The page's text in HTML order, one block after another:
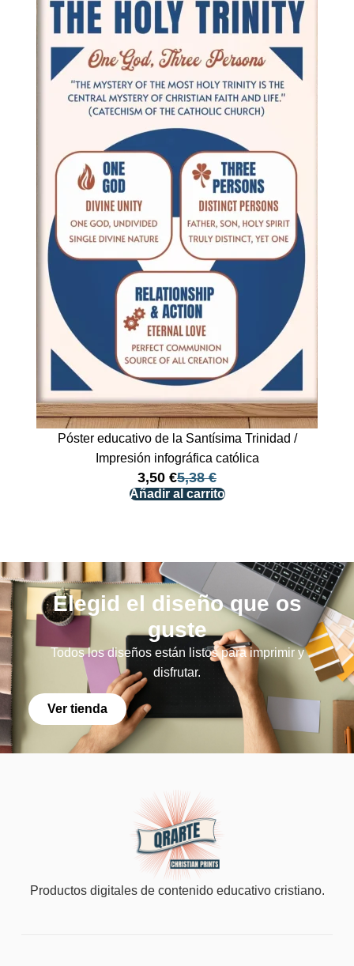
Póster educativo de la Santísima Trinidad /
Impresión infográfica católica
5,38€
3,50 €
Añadir al carrito
Elegid el diseño que os
guste
Todos los diseños están listos para imprimir y
disfrutar.
Ver tienda
Productos digitales de contenido educativo cristiano.